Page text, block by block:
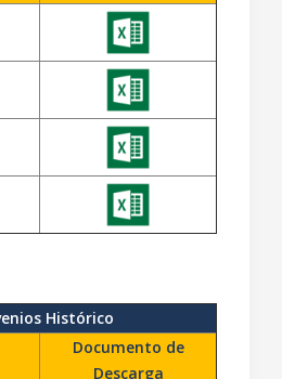
Histórico
Documento de
Descarga